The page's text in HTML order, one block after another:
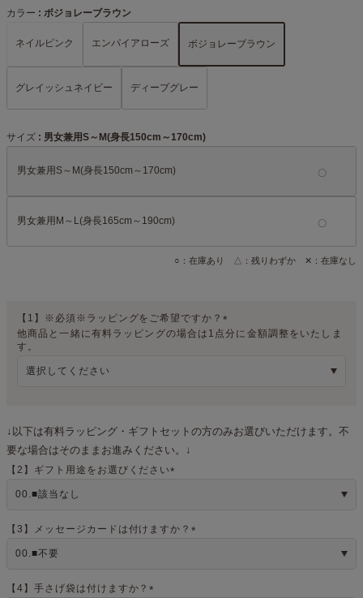
【1】※必須※ラッピングをご希望ですか？
(
他商品と一緒に有料ラッピングの場合は1点分に金額調整をいたしま
す。
↓以下は有料ラッピング・ギフトセットの方のみお選びいただけます。不
要な場合はそのままお進みください。↓
【2】ギフト用途をお選びください
)
【3】メッセージカードは付けますか？
【4】手さげ袋は付けますか？
サイズ 男女兼用S～M(身長150cm～170cm)
男女兼用S～M(身長150cm～170cm)
男女兼用M～L(身長165cm～190cm)
○：在庫あり △：残りわずか ✕：在庫なし
カラー ボジョレーブラウン
ネイルピンク エンパイアローズ ボジョレーブラウン
グレイッシュネイビー ディープグレー